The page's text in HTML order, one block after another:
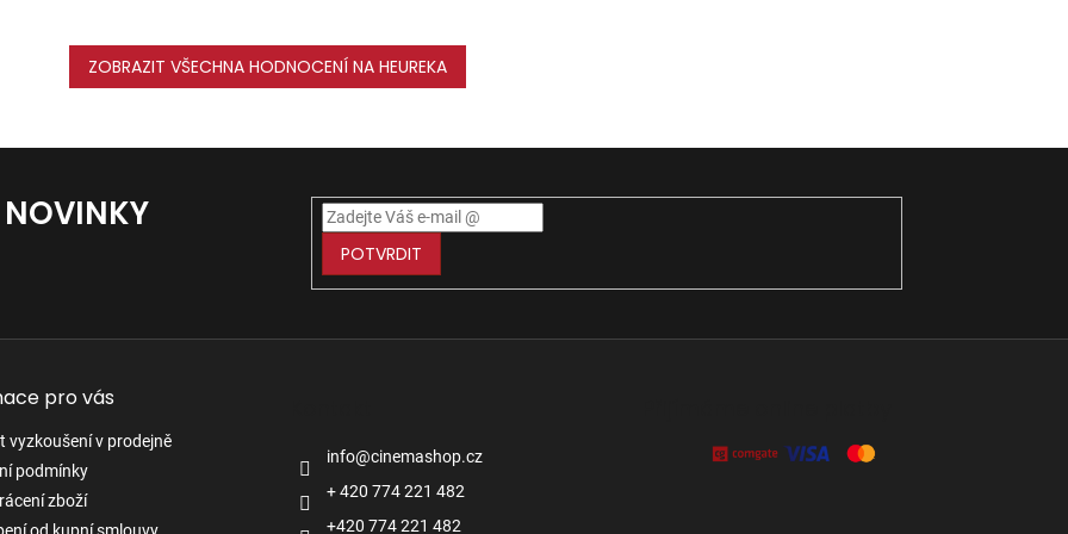
ZOBRAZIT VŠECHNA HODNOCENÍ NA HEUREKA
NOVINKY
POTVRDIT
pro vás
vyzkoušení v prodejně
podmínky
zboží
info@cinemashop.cz
+ 420 774 221 482
+420 774 221 482